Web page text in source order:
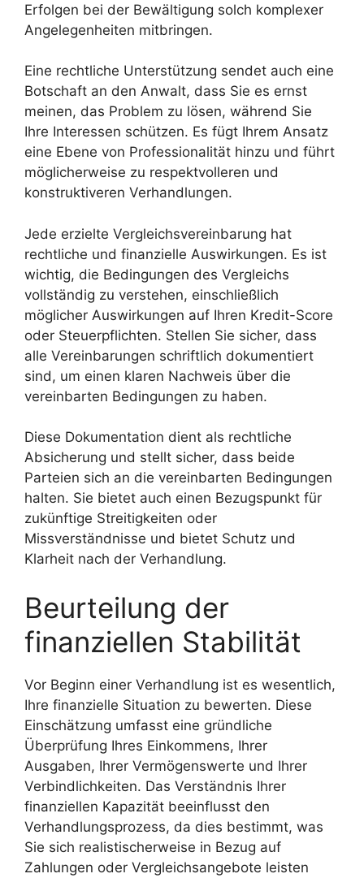
Erfolgen bei der Bewältigung solch komplexer
Angelegenheiten mitbringen.
Eine rechtliche Unterstützung sendet auch eine
Botschaft an den Anwalt, dass Sie es ernst
meinen, das Problem zu lösen, während Sie
Ihre Interessen schützen. Es fügt Ihrem Ansatz
eine Ebene von Professionalität hinzu und führt
möglicherweise zu respektvolleren und
konstruktiveren Verhandlungen.
Jede erzielte Vergleichsvereinbarung hat
rechtliche und finanzielle Auswirkungen. Es ist
wichtig, die Bedingungen des Vergleichs
vollständig zu verstehen, einschließlich
möglicher Auswirkungen auf Ihren Kredit-Score
oder Steuerpflichten. Stellen Sie sicher, dass
alle Vereinbarungen schriftlich dokumentiert
sind, um einen klaren Nachweis über die
vereinbarten Bedingungen zu haben.
Diese Dokumentation dient als rechtliche
Absicherung und stellt sicher, dass beide
Parteien sich an die vereinbarten Bedingungen
halten. Sie bietet auch einen Bezugspunkt für
zukünftige Streitigkeiten oder
Missverständnisse und bietet Schutz und
Klarheit nach der Verhandlung.
Beurteilung der
finanziellen Stabilität
Vor Beginn einer Verhandlung ist es wesentlich,
Ihre finanzielle Situation zu bewerten. Diese
Einschätzung umfasst eine gründliche
Überprüfung Ihres Einkommens, Ihrer
Ausgaben, Ihrer Vermögenswerte und Ihrer
Verbindlichkeiten. Das Verständnis Ihrer
finanziellen Kapazität beeinflusst den
Verhandlungsprozess, da dies bestimmt, was
Sie sich realistischerweise in Bezug auf
Zahlungen oder Vergleichsangebote leisten